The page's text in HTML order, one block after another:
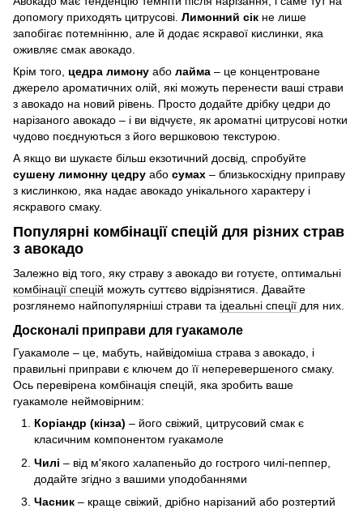
допомогу приходять цитрусові. Лимонний сік не лише
запобігає потемнінню, але й додає яскравої кислинки, яка
оживляє смак авокадо.
Крім того, цедра лимону або лайма – це концентроване
джерело ароматичних олій, які можуть перенести ваші страви
з авокадо на новий рівень. Просто додайте дрібку цедри до
нарізаного авокадо – і ви відчуєте, як ароматні цитрусові нотки
чудово поєднуються з його вершковою текстурою.
А якщо ви шукаєте більш екзотичний досвід, спробуйте
сушену лимонну цедру або сумах – близькосхідну приправу
з кислинкою, яка надає авокадо унікального характеру і
яскравого смаку.
Популярні комбінації спецій для різних страв
з авокадо
Залежно від того, яку страву з авокадо ви готуєте, оптимальні
комбінації спецій можуть суттєво відрізнятися. Давайте
розглянемо найпопулярніші страви та ідеальні спеції для них.
Досконалі приправи для гуакамоле
Гуакамоле – це, мабуть, найвідоміша страва з авокадо, і
правильні приправи є ключем до її неперевершеного смаку.
Ось перевірена комбінація спецій, яка зробить ваше
гуакамоле неймовірним:
Коріандр (кінза) – його свіжий, цитрусовий смак є
класичним компонентом гуакамоле
Чилі – від м'якого халапеньйо до гострого чилі-пеппер,
додайте згідно з вашими уподобаннями
Часник – краще свіжий, дрібно нарізаний або розтертий